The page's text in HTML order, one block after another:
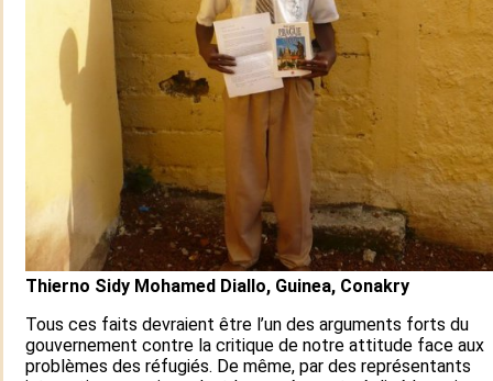
Thierno Sidy Mohamed Diallo, Guinea, Conakry
Tous ces faits devraient être l’un des arguments forts du
gouvernement contre la critique de notre attitude face aux
problèmes des réfugiés. De même, par des représentants